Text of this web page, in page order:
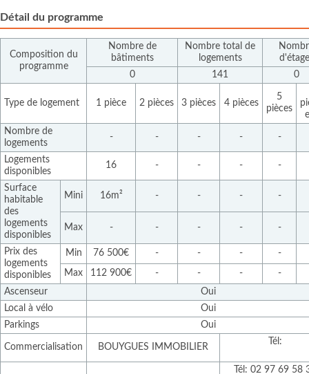
Détail du programme
Composition du
programme
Nombre de
bâtiments
Nombre total de
logements
0
141 0
Type de logement 1 pièce 2 pièces 3 pièces 4 pièces
5
pièces
Nombre de
logements
- - - - -
Logements
disponibles
16 - - - -
Surface
habitable
des
logements
disponibles
Mini 16m² - - - -
Max - - - - -
Prix des
logements
disponibles
Min 76 500€ - - - -
Max 112 900€ - - -
-
Ascenseur
Oui
Local à vélo
Oui
Parkings
Oui
Commercialisation BOUYGUES IMMOBILIER
Tél:
Tél: 02 97 69 58